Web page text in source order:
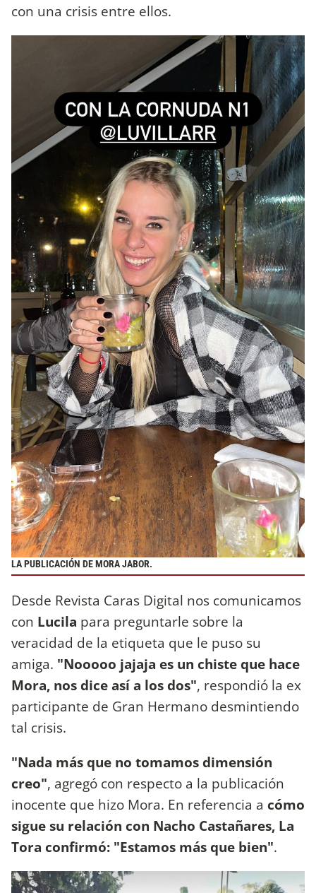
con una crisis entre ellos.
LA PUBLICACIÓN DE MORA JABOR.
Desde Revista Caras Digital nos comunicamos
con Lucila para preguntarle sobre la
veracidad de la etiqueta que le puso su
amiga. "Nooooo jajaja es un chiste que hace
Mora, nos dice así a los dos", respondió la ex
participante de Gran Hermano desmintiendo
tal crisis.
"Nada más que no tomamos dimensión
creo", agregó con respecto a la publicación
inocente que hizo Mora. En referencia a cómo
sigue su relación con Nacho Castañares, La
Tora confirmó: "Estamos más que bien".